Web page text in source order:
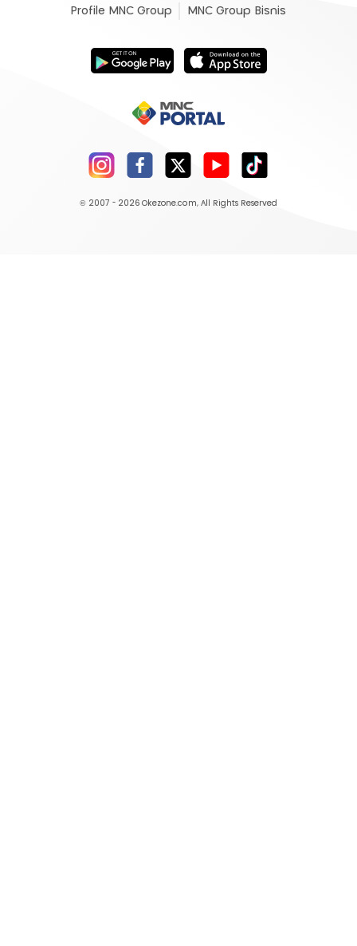
Profile MNC Group MNC Group Bisnis
© 2007 - 2026 Okezone.com, All Rights Reserved